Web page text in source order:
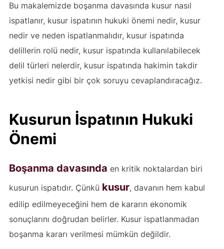
Bu makalemizde boşanma davasında kusur nasıl
ispatlanır, kusur ispatının hukuki önemi nedir, kusur
nedir ve neden ispatlanmalıdır, kusur ispatında
delillerin rolü nedir, kusur ispatında kullanılabilecek
delil türleri nelerdir, kusur ispatında hakimin takdir
yetkisi nedir gibi bir çok soruyu cevaplandıracağız.
Kusurun İspatının Hukuki
Önemi
Boşanma davasında en kritik noktalardan biri
kusurun ispatıdır. Çünkü kusur, davanın hem kabul
edilip edilmeyeceğini hem de kararın ekonomik
sonuçlarını doğrudan belirler. Kusur ispatlanmadan
boşanma kararı verilmesi mümkün değildir.